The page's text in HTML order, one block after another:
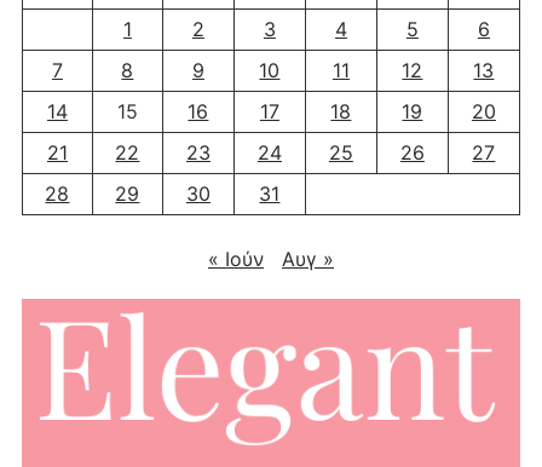
1
2 3 4 5
6
7
8 9 10 11 12
13
14
15 16 17 18 19
20
21
22 23 24 25 26
27
28
29 30 31
« Ιούν Αυγ »